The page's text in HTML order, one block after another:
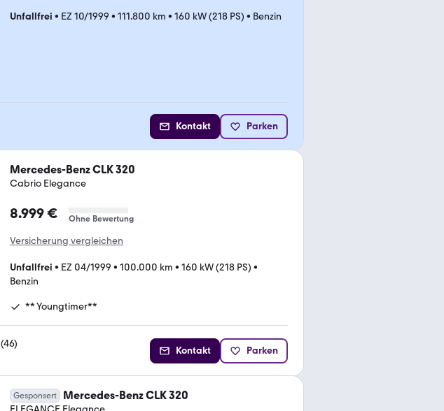
Unfallfrei • EZ 10/1999 • 111.800 km • 160 kW (218 PS) • Benzin
Kontakt Parken
Mercedes-Benz CLK 320
Cabrio Elegance
8.999 € Ohne Bewertung
Versicherung vergleichen
Unfallfrei • EZ 04/1999 • 100.000 km • 160 kW (218 PS) •
Benzin
** Youngtimer**
(46)
Kontakt Parken
Gesponsert Mercedes-Benz CLK 320